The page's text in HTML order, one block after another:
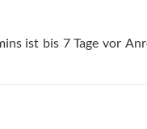
ist bis 7 Tage vor